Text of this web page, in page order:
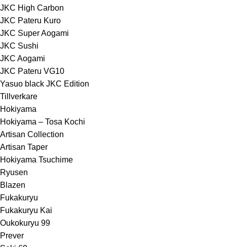
JKC High Carbon
JKC Pateru Kuro
JKC Super Aogami
JKC Sushi
JKC Aogami
JKC Pateru VG10
Yasuo black JKC Edition
Tillverkare
Hokiyama
Hokiyama – Tosa Kochi
Artisan Collection
Artisan Taper
Hokiyama Tsuchime
Ryusen
Blazen
Fukakuryu
Fukakuryu Kai
Oukokuryu 99
Prever